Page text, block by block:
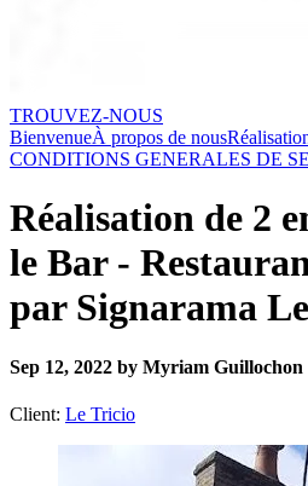
TROUVEZ-NOUS
BienvenueÀ propos de nous
CONDITIONS GENERALES DE
Réalisation de 2
le Bar -
par Signarama
Sep 12, 2022 by Myriam Guillochon
Client: Le Tricio